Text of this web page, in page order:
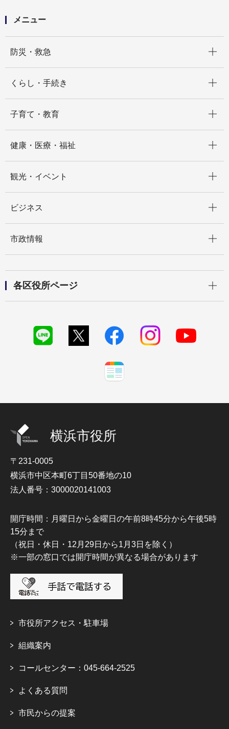
メニュー
防災・救急
くらし・手続き
子育て・教育
健康・医療・福祉
観光・イベント
ビジネス
市政情報
各区役所ページ
横浜市役所
〒231-0005
横浜市中区本町6丁目50番地の10
法人番号：3000020141003
開庁時間：月曜日から金曜日の午前8時45分から午後5時
15分まで
（祝日・休日・12月29日から1月3日を除く）
※一部の窓口では開庁時間が異なる場合があります
市役所アクセス・駐車場
組織案内
コールセンター：045-664-2525
よくある質問
市民からの提案